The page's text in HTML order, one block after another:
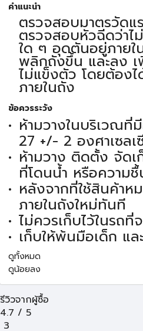
คำแนะนำ
ตรวจสอบมาตรวัดแ
ตรวจสอบหัวฉีดว่า
ใด ๆ อุดตันอยู่ภายใ
พลิกถังขึ้น และลง เ
ไม่แข็งตัว โดยต้องไ
ภายในถัง
ข้อควรระวัง
ห้ามวางในบริเวณ
27 +/- 2 องศาเซลเ
ห้ามวาง ติดตั้ง จัด
ที่โดนน้ำ หรือความชื้
หลังจากที่ใช้สินค้าห
ภายในถังใหม่ทันที
ไม่ควรเก็บไว้ในรถ
เก็บให้พ้นมือเด็ก แล
ดูทั้งหมด
ดูน้อยลง
รีวิวจากผู้ซื้อ
4.7 / 5
3